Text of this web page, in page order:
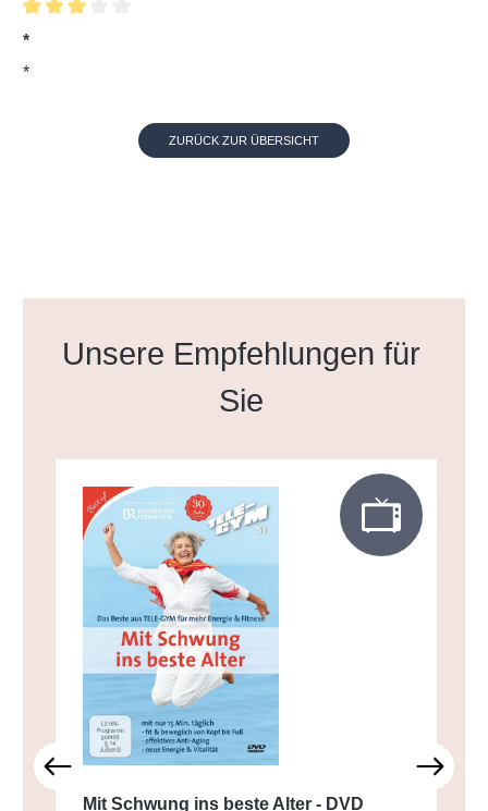
Bewertung mit 3 von 5 Sternen
*
*
ZURÜCK ZUR ÜBERSICHT
Produktgalerie überspringen
Unsere Empfehlungen für
Sie
Mit Schwung ins beste Alter - DVD